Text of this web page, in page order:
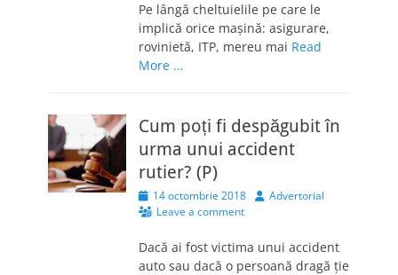
Pe lângă cheltuielile pe care le
implică orice mașină: asigurare,
rovinietă, ITP, mereu mai Read
More …
Cum poți fi despăgubit în
urma unui accident
rutier? (P)
Posted
on
14 octombrie 2018 Author
Advertorial
Leave a comment
Dacă ai fost victima unui accident
auto sau dacă o persoană dragă ție